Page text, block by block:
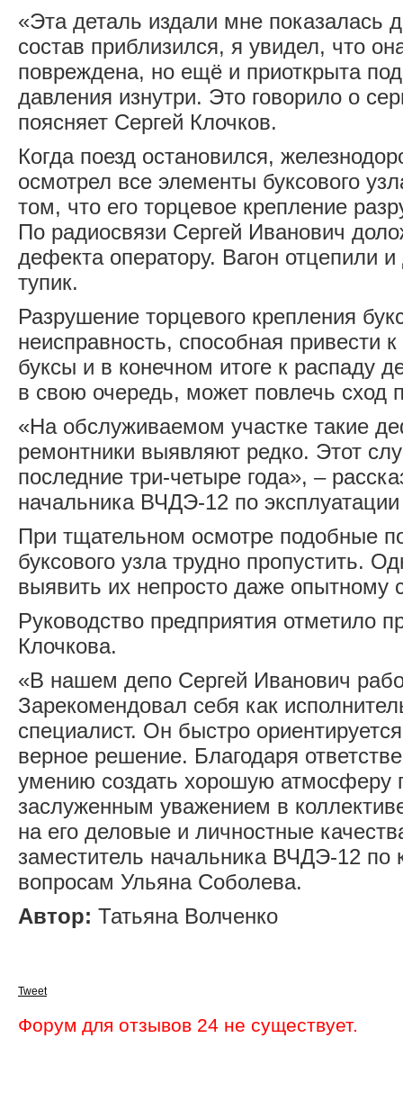
«Эта деталь издали мне показалась
сос­тав приблизился, я увидел, что
повреждена, но ещё и приоткрыта
давления изнутри. Это говорило о
поясняет Сергей Клочков.
Когда поезд остановился,
осмотрел все элементы буксового
том, что его торцевое крепление
По радиосвязи Сергей Иванович
дефекта оператору. Вагон отцепили
тупик.
Разрушение торцевого крепления
неисправность, способная привести
буксы и в конечном итоге к распаду
в свою очередь, может повлечь сход
«На обслуживаемом участке такие
ремонтники выявляют редко. Этот
последние три-четыре года», –
начальника ВЧДЭ-12 по
При тщательном осмотре подобные
буксового узла трудно пропустить.
выявить их непросто даже опытному
Руководство предприятия отметило
Клочкова.
«В нашем депо Сергей Иванович
Зарекомендовал себя как
специалист. Он быстро
верное решение. Благодаря
умению создать хорошую атмосферу
заслуженным уважением в
на его деловые и личностные
заместитель начальника ВЧДЭ-12
вопросам Ульяна Соболева.
Автор: Татьяна Волченко
Tweet
Форум для отзывов 24 не существует.